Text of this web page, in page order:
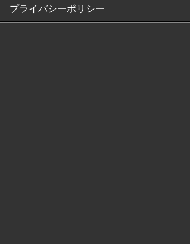
プライバシーポリシー